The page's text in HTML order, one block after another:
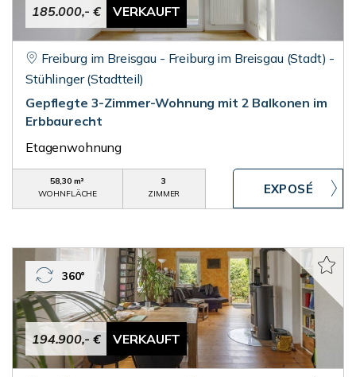
185.000,- € VERKAUFT
Freiburg im Breisgau - Freiburg im Breisgau (Stadt) -
Stühlinger (Stadtteil)
Gepflegte 3-Zimmer-Wohnung mit 2 Balkonen im
Erbbaurecht
Etagenwohnung
58,30 m²
WOHNFLÄCHE
3
ZIMMER
194.900,- € VERKAUFT
360°